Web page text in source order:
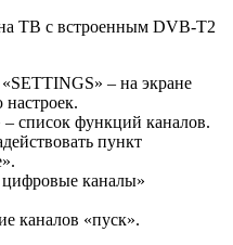
ТВ с встроенным DVB-T2
– на экране
настроек.
– список функций каналов.
пункт
цифровые каналы»
каналов «пуск».